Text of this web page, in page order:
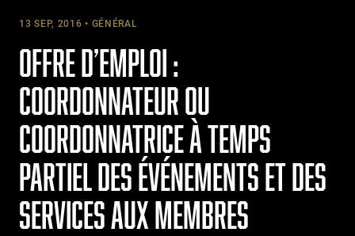
13 SEP, 2016 GÉNÉRAL
OFFRE D’EMPLOI :
COORDONNATEUR OU
COORDONNATRICE À TEMPS
PARTIEL DES ÉVÉNEMENTS ET DES
SERVICES AUX MEMBRES